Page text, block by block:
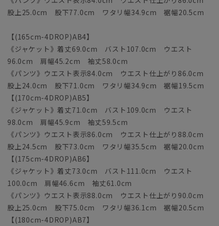
股上25.0cm 股下77.0cm ワタリ幅34.9cm 裾幅20.5cm
【(165cm-4DROP)AB4】
《ジャケット》着丈69.0cm バスト107.0cm ウエスト
96.0cm 肩幅45.2cm 袖丈58.0cm
《パンツ》ウエスト表示84.0cm ウエスト仕上がり86.0cm
股上24.0cm 股下71.0cm ワタリ幅34.9cm 裾幅19.5cm
【(170cm-4DROP)AB5】
《ジャケット》着丈71.0cm バスト109.0cm ウエスト
98.0cm 肩幅45.9cm 袖丈59.5cm
《パンツ》ウエスト表示86.0cm ウエスト仕上がり88.0cm
股上24.5cm 股下73.0cm ワタリ幅35.5cm 裾幅20.0cm
【(175cm-4DROP)AB6】
《ジャケット》着丈73.0cm バスト111.0cm ウエスト
100.0cm 肩幅46.6cm 袖丈61.0cm
《パンツ》ウエスト表示88.0cm ウエスト仕上がり90.0cm
股上25.0cm 股下75.0cm ワタリ幅36.1cm 裾幅20.5cm
【(180cm-4DROP)AB7】